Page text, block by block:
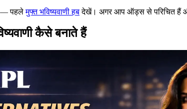
— पहलेमुफ्त भविष्यवाणी हबदेखें। अगर आप ऑड्स से परिचित हैं
कैसे बनाते हैं